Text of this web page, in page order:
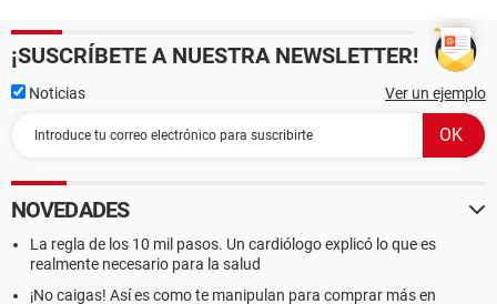
¡SUSCRÍBETE A NUESTRA NEWSLETTER!
Noticias Ver un ejemplo
NOVEDADES
La regla de los 10 mil pasos. Un cardiólogo explicó lo que es
realmente necesario para la salud
¡No caigas! Así es como te manipulan para comprar más en